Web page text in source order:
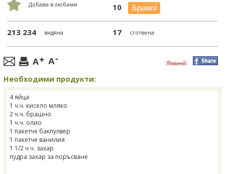
Добави в любими 10
213 234 видяна 17 сготвена
Необходими продукти:
4 яйца
1 ч.ч. кисело мляко
2 ч.ч. брашно
1 ч.ч. олио
1 пакетче бакпулвер
1 пакетче ванилия
1 1/2 ч.ч. захар
пудра захар за поръсване